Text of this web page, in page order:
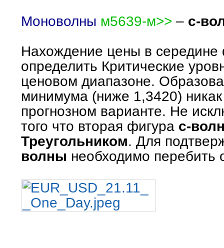
Моноволны м5639-м>> – с-
Нахождение цены в середине
определить Критические
ценовом диапазоне.
минимума (ниже 1,3420) никак
прогнозном варианте. Не
того что вторая фигура с-
Треугольником. Для
волны необходимо перебить